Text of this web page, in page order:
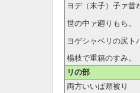
ヨデ（末子）子ァ
世の中ァ廻りもち。
ヨゲシャベリの尻ト
楊枝で重箱のすみ。
リの部
両方いいば頬被り